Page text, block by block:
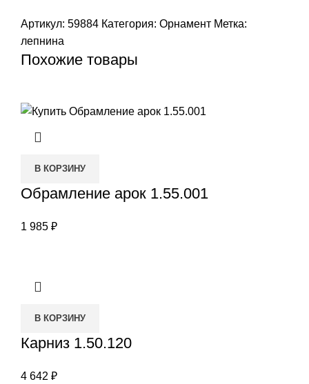
Артикул: 59884 Категория: Орнамент Метка:
лепнина
Похожие товары
В КОРЗИНУ
Обрамление арок 1.55.001
1 985 ₽
В КОРЗИНУ
Карниз 1.50.120
4 642 ₽